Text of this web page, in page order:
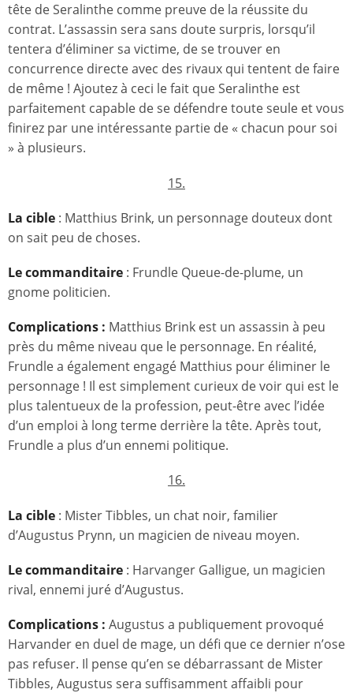
tête de Seralinthe comme preuve de la réussite du
contrat. L’assassin sera sans doute surpris, lorsqu’il
tentera d’éliminer sa victime, de se trouver en
concurrence directe avec des rivaux qui tentent de faire
de même ! Ajoutez à ceci le fait que Seralinthe est
parfaitement capable de se défendre toute seule et vous
finirez par une intéressante partie de « chacun pour soi
» à plusieurs.
15.
La cible : Matthius Brink, un personnage douteux dont
on sait peu de choses.
Le commanditaire : Frundle Queue-de-plume, un
gnome politicien.
Complications : Matthius Brink est un assassin à peu
près du même niveau que le personnage. En réalité,
Frundle a également engagé Matthius pour éliminer le
personnage ! Il est simplement curieux de voir qui est le
plus talentueux de la profession, peut-être avec l’idée
d’un emploi à long terme derrière la tête. Après tout,
Frundle a plus d’un ennemi politique.
16.
La cible : Mister Tibbles, un chat noir, familier
d’Augustus Prynn, un magicien de niveau moyen.
Le commanditaire : Harvanger Galligue, un magicien
rival, ennemi juré d’Augustus.
Complications : Augustus a publiquement provoqué
Harvander en duel de mage, un défi que ce dernier n’ose
pas refuser. Il pense qu’en se débarrassant de Mister
Tibbles, Augustus sera suffisamment affaibli pour